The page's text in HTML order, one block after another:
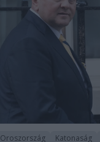
Oroszország Katonaság